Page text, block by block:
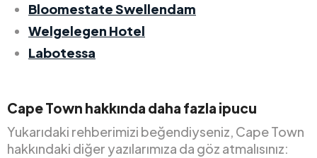
Bloomestate Swellendam
Welgelegen Hotel
Labotessa
Cape Town hakkında daha fazla ipucu
Yukarıdaki rehberimizi beğendiyseniz, Cape Town
hakkındaki diğer yazılarımıza da göz atmalısınız: